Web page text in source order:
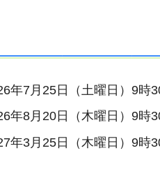
年7月25日（土曜日）9時
年8月20日（木曜日）9時
年3月25日（木曜日）9時